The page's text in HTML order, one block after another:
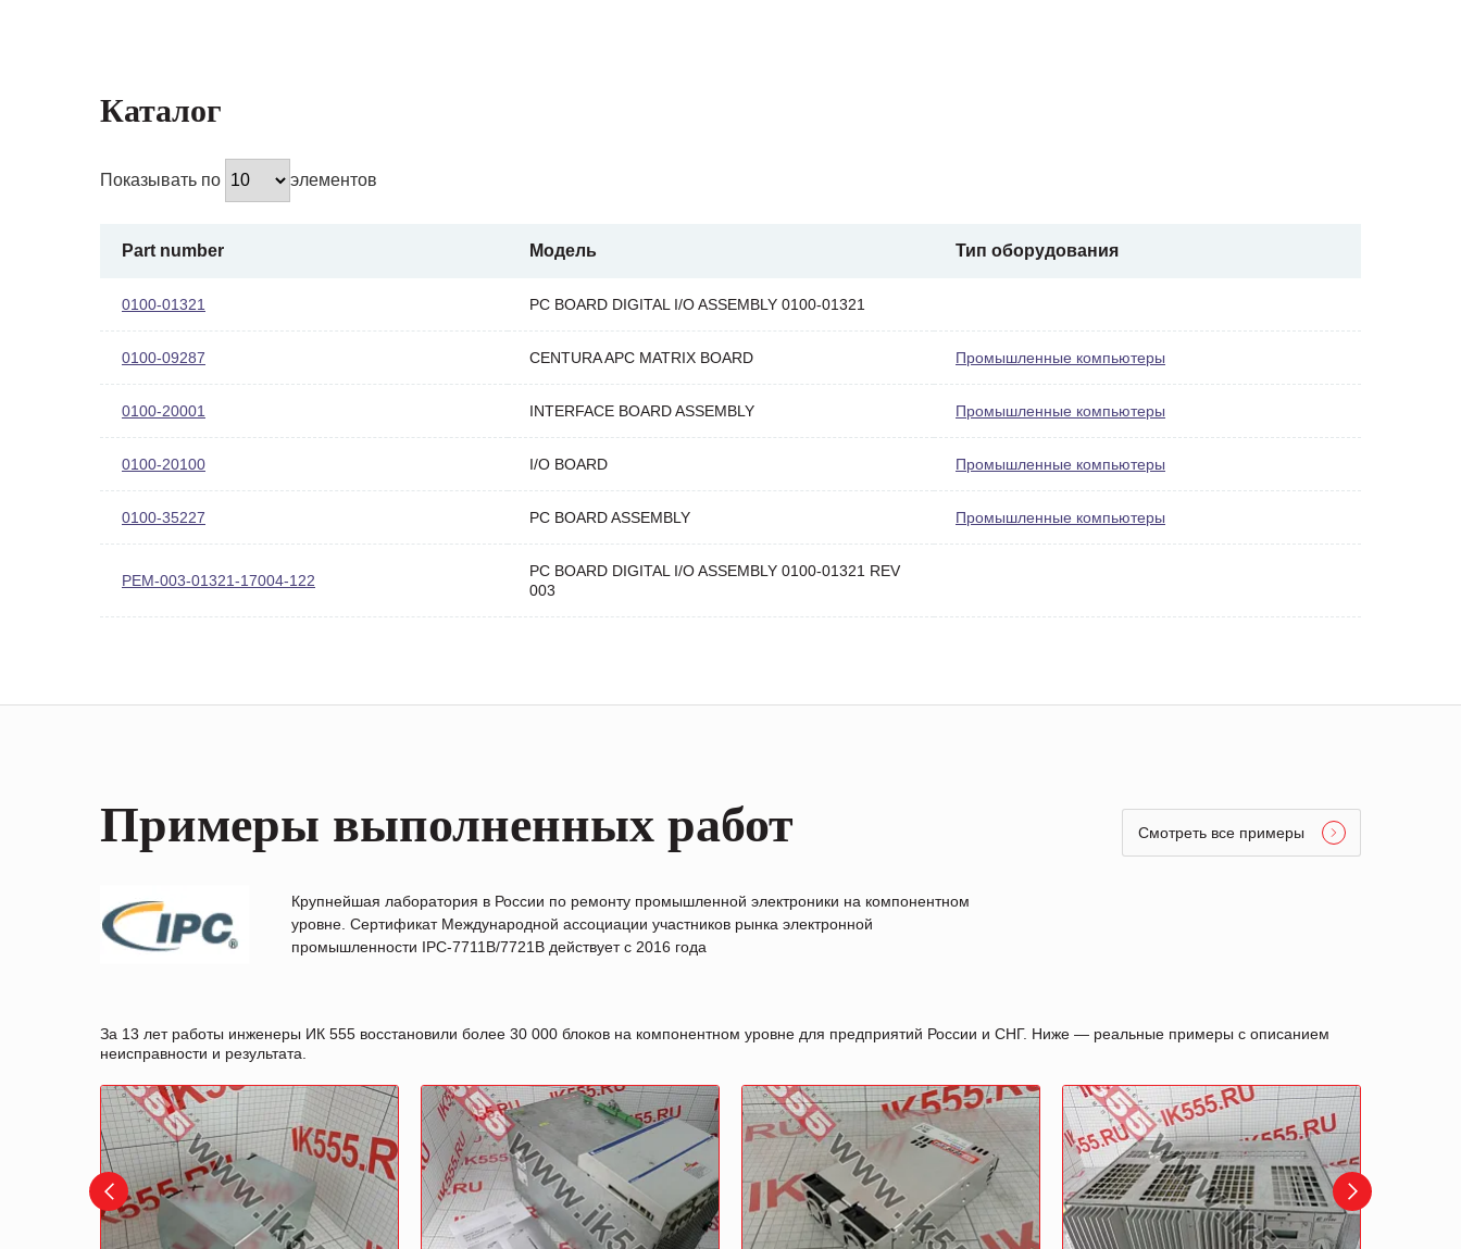
Каталог
Показывать по элементов
Part number Модель Тип оборудования
0100-01321 PC BOARD DIGITAL I/O ASSEMBLY 0100-01321
0100-09287 CENTURA APC MATRIX BOARD Промышленные компьютеры
0100-20001 INTERFACE BOARD ASSEMBLY Промышленные компьютеры
0100-20100 I/O BOARD Промышленные компьютеры
0100-35227 PC BOARD ASSEMBLY Промышленные компьютеры
PEM-003-01321-17004-122
PC BOARD DIGITAL I/O ASSEMBLY 0100-01321 REV
003
Примеры выполненных работ
Крупнейшая лаборатория в России по ремонту промышленной электроники на компонентном
уровне. Сертификат Международной ассоциации участников рынка электронной
промышленности IPC-7711B/7721B действует с 2016 года
Смотреть все примеры
За 13 лет работы инженеры ИК 555 восстановили более 30 000 блоков на компонентном уровне для предприятий России и СНГ. Ниже — реальные примеры с описанием
неисправности и результата.